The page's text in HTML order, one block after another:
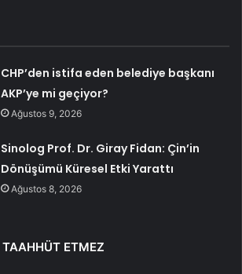
CHP’den istifa eden belediye başkanı
AKP’ye mi geçiyor?
Ağustos 9, 2026
Sinolog Prof. Dr. Giray Fidan: Çin’in
Dönüşümü Küresel Etki Yarattı
Ağustos 8, 2026
ETMEZ